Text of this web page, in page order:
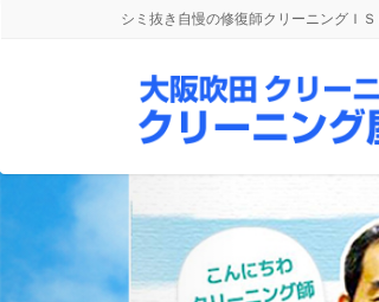
シミ抜き自慢の修復師クリーニングＩ